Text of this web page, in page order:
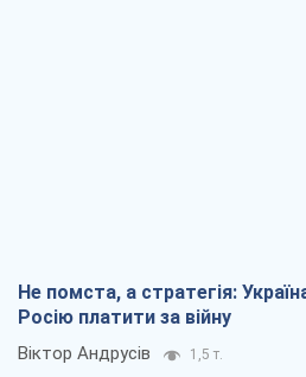
Не помста, а стратегія:
Росію платити за війну
Віктор Андрусів 1,5 т.